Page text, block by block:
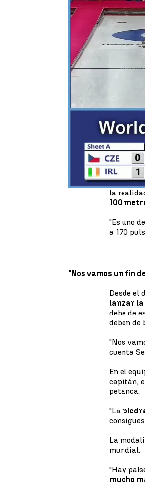
Antena 3 Deportes
Publicado:
Para la
Pero eso
de plata
Oihane y
hasta la
Lo cierto
la
100
"Es uno
a 170
"Nos vamos un fin
Desde el
lanzar la
debe de
deben de
"Nos
cuenta
En el
capitán,
petanca.
"La
La
mundial.
"Hay
mucho